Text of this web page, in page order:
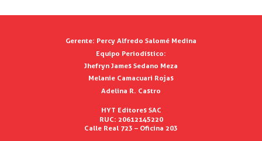
Gerente: Percy Alfredo Salomé Medina
Equipo Periodístico:
Jhefryn James Sedano Meza
Melanie Camacuari Rojas
Adelina R. Castro
HYT Editores SAC
RUC: 20612145220
Calle Real 723 – Oficina 203